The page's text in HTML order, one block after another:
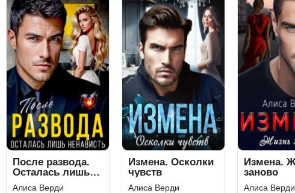
После развода.
Осталась лишь
ненависть
Алиса Верди
Измена. Осколки
чувств
Алиса Верди
Измена.
заново
Алиса Верди